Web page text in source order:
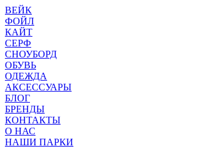
ВЕЙК
ФОЙЛ
КАЙТ
СЕРФ
СНОУБОРД
ОБУВЬ
ОДЕЖДА
АКСЕССУАРЫ
БЛОГ
БРЕНДЫ
КОНТАКТЫ
О НАС
НАШИ ПАРКИ